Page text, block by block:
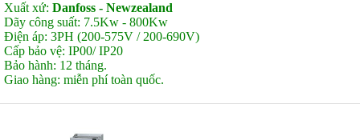
Xuất xứ: Danfoss - Newzealand
Dãy công suất: 7.5Kw - 800Kw
Điện áp: 3PH (200-575V / 200-690V)
Cấp bảo vệ: IP00/ IP20
Bảo hành: 12 tháng.
Giao hàng: miễn phí toàn quốc.